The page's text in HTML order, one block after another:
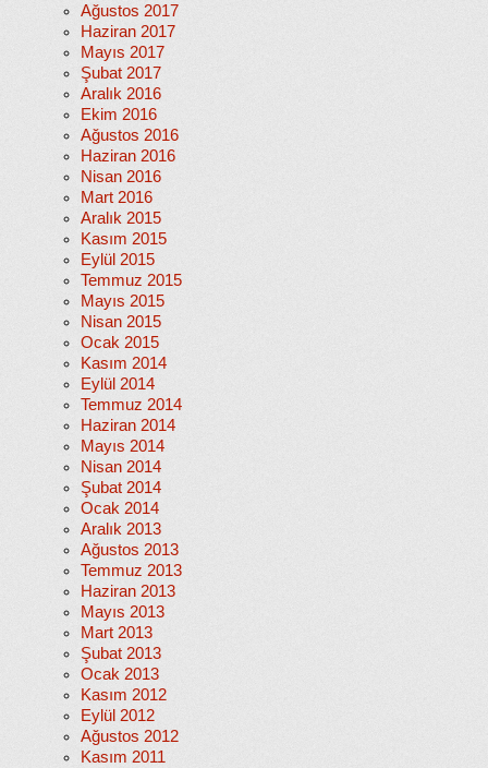
Ağustos 2017
Haziran 2017
Mayıs 2017
Şubat 2017
Aralık 2016
Ekim 2016
Ağustos 2016
Haziran 2016
Nisan 2016
Mart 2016
Aralık 2015
Kasım 2015
Eylül 2015
Temmuz 2015
Mayıs 2015
Nisan 2015
Ocak 2015
Kasım 2014
Eylül 2014
Temmuz 2014
Haziran 2014
Mayıs 2014
Nisan 2014
Şubat 2014
Ocak 2014
Aralık 2013
Ağustos 2013
Temmuz 2013
Haziran 2013
Mayıs 2013
Mart 2013
Şubat 2013
Ocak 2013
Kasım 2012
Eylül 2012
Ağustos 2012
Kasım 2011